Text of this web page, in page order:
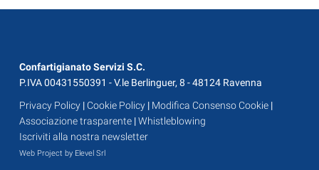
Confartigianato Servizi S.C.
P.IVA 00431550391 - V.le Berlinguer, 8 - 48124 Ravenna
Privacy Policy |Cookie Policy | Modifica Consenso Cookie |
Associazione trasparente |Whistleblowing
Iscriviti alla nostra newsletter
Web Project by Elevel Srl